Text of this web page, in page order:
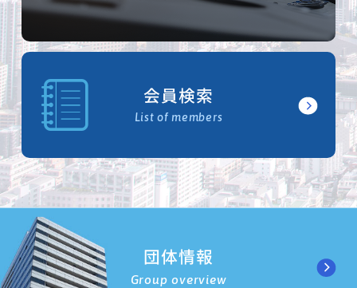
会員検索
List of members
団体情報
Group overview